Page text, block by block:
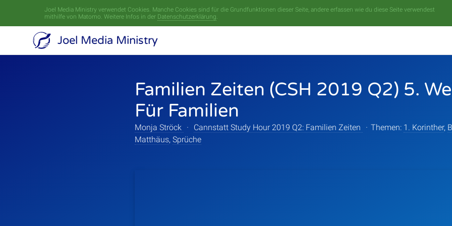
Joel Media Ministry verwendet Cookies. Manche Cookies sind für die Grundfunktionen dieser Seite, andere erfassen wie du diese Seite verwendest
mithilfe von Matomo. Weitere Infos in der Datenschutzerklärung.
Joel Media Ministry
Familien Zeiten (CSH 2019 Q2) 5.
Für Familien
Monja Ströck · Cannstatt Study Hour 2019 Q2: Familien Zeiten · Themen: 1. Korinther,
Matthäus, Sprüche